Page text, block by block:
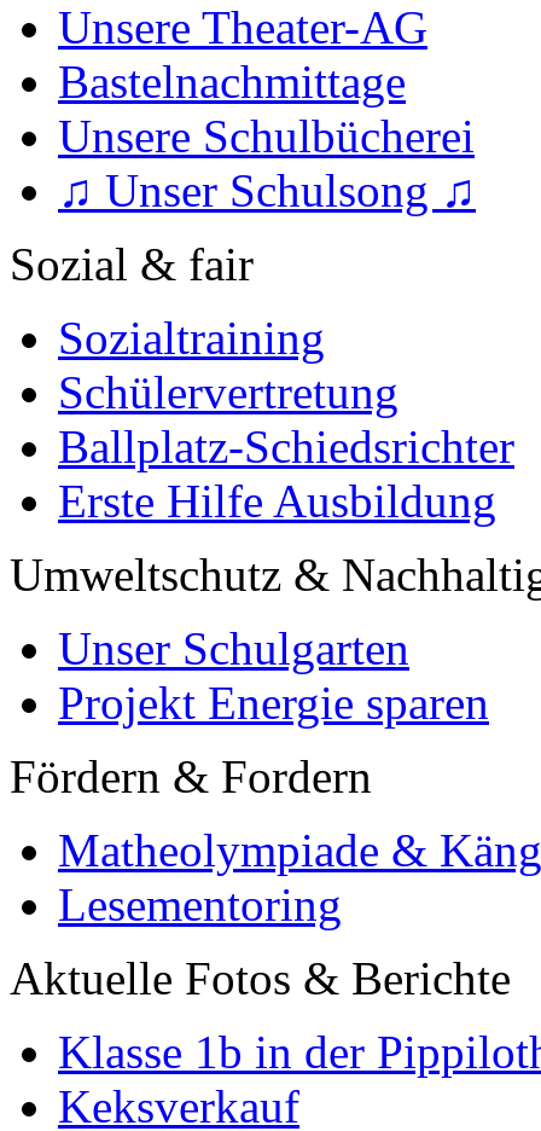
Unsere Theater-AG
Bastelnachmittage
Unsere Schulbücherei
♫ Unser Schulsong ♫
Sozial & fair
Sozialtraining
Schülervertretung
Ballplatz-Schiedsrichter
Erste Hilfe Ausbildung
Umweltschutz &
Unser Schulgarten
Projekt Energie sparen
Fördern & Fordern
Matheolympiade &
Lesementoring
Aktuelle Fotos & Berichte
Klasse 1b in der
Keksverkauf